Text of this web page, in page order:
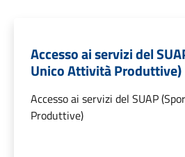
Accesso ai servizi del
Unico Attività Produttive)
Accesso ai servizi del SUAP
Produttive)